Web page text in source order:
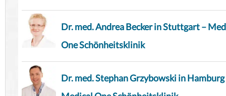
Dr. med. Andrea Becker in Stuttgart –
One Schönheitsklinik
Dr. med. Stephan Grzybowski in Hamburg